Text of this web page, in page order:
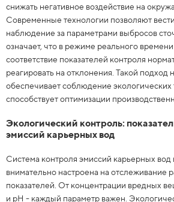
снижать негативное воздействие на
Современные технологии позволяют
наблюдение за параметрами выбросов
означает, что в режиме реального
соответствие показателей контроля
реагировать на отклонения. Такой подход
обеспечивает соблюдение экологических
способствует оптимизации
Экологический контроль:
эмиссий карьерных вод
Система контроля эмиссий карьерных
внимательно настроена на отслеживание
показателей. От концентрации вредных
и рН - каждый параметр важен.